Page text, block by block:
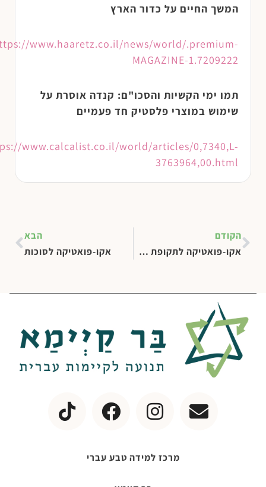
המשך החיים על כדור הארץ
www.haaretz.co.il/news/world/.premium-
MAGAZINE-1.7209222
תמו ימי הקשיות והסכו"ם: קנדה אוסרת על
שימוש במוצרי פלסטיק חד פעמיים
www.calcalist.co.il/world/articles/0,7340,L-
3763964,00.html
הקודם
אקו-פואטיקה לתקופת בין המצרים
הבא
אקו-פואטיקה לסוכות
מרכז למידה טבע עברי